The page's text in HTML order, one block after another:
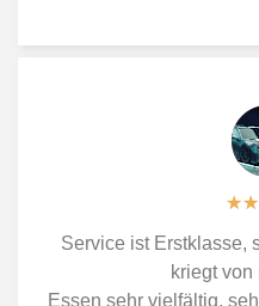
★★
Service ist Erstklasse,
kriegt von
Essen sehr vielfältig,